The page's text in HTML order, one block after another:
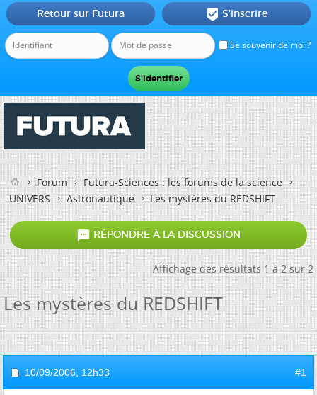
Se souvenir de moi ?
Retour sur Futura  S'inscrire
Forum
Futura-Sciences : les forums de la science
UNIVERS
Astronautique Les mystères du REDSHIFT
 RÉPONDRE À LA DISCUSSION
Affichage des résultats 1 à 2 sur 2
Les mystères du REDSHIFT
10/09/2006, 12h33 #1